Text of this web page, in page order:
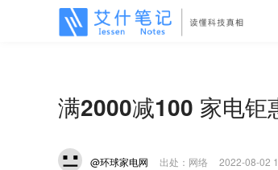
满2000减100 家电钜
@环球家电网 出处：网络 2022-08-02